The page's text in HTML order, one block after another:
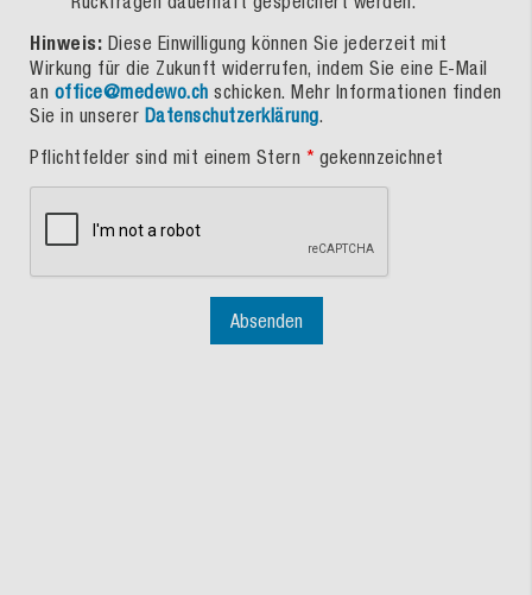
Hinweis: Diese Einwilligung können Sie jederzeit mit
Wirkung für die Zukunft widerrufen, indem Sie eine E-Mail
an office@medewo.ch schicken. Mehr Informationen finden
Sie in unserer Datenschutzerklärung.
Pflichtfelder sind mit einem Stern * gekennzeichnet
Absenden